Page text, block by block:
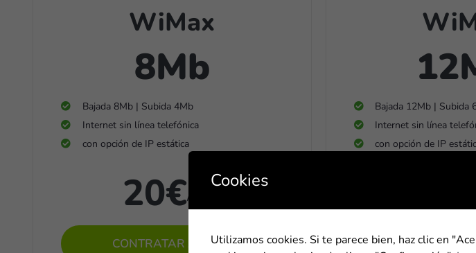
WiMax
8Mb
Bajada 8Mb | Subida 4Mb
Internet sin línea telefónica
con opción de IP estática
20€/ mes
CONTRATAR AHORA
Bajada 12Mb | Subida
Internet sin línea
con opción de IP
Cookies
Utilizamos cookies. Si te parece bien, haz clic en